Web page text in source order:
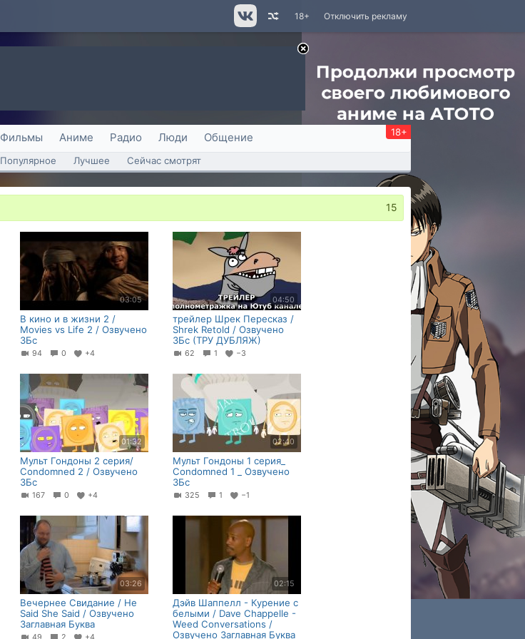
Отключить рекламу
18+
Фильмы Аниме Радио Люди Общение 18+
Популярное Лучшее Сейчас смотрят
15
03:05
В кино и в жизни 2 /
Movies vs Life 2 / Озвучено
ЗБс
94 0 +4
04:50
трейлер Шрек Пересказ /
Shrek Retold / Озвучено
ЗБс (ТРУ ДУБЛЯЖ)
62 1 −3
01:32
Мульт Гондоны 2 серия/
Condomned 2 / Озвучено
ЗБс
167 0 +4
02:40
Мульт Гондоны 1 серия_
Condomned 1 _ Озвучено
ЗБс
325 1 −1
03:26
Вечернее Свидание / He
Said She Said / Озвучено
Заглавная Буква
02:15
Дэйв Шаппелл - Курение с
белыми / Dave Chappelle -
Weed Conversations /
Озвучено Заглавная Буква